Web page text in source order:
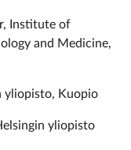
Institute of
and Medicine,
yliopisto, Kuopio
yliopisto